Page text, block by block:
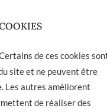
de ces cookies
site et ne peuvent être
Les autres améliorent
de réaliser des